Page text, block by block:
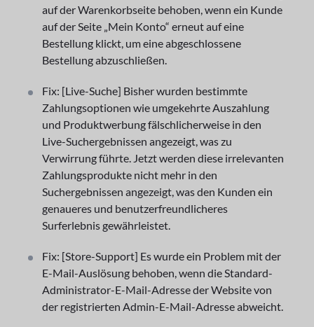
auf der Warenkorbseite behoben, wenn ein Kunde
auf der Seite „Mein Konto“ erneut auf eine
Bestellung klickt, um eine abgeschlossene
Bestellung abzuschließen.
Fix: [Live-Suche] Bisher wurden bestimmte
Zahlungsoptionen wie umgekehrte Auszahlung
und Produktwerbung fälschlicherweise in den
Live-Suchergebnissen angezeigt, was zu
Verwirrung führte. Jetzt werden diese irrelevanten
Zahlungsprodukte nicht mehr in den
Suchergebnissen angezeigt, was den Kunden ein
genaueres und benutzerfreundlicheres
Surferlebnis gewährleistet.
Fix: [Store-Support] Es wurde ein Problem mit der
E-Mail-Auslösung behoben, wenn die Standard-
Administrator-E-Mail-Adresse der Website von
der registrierten Admin-E-Mail-Adresse abweicht.